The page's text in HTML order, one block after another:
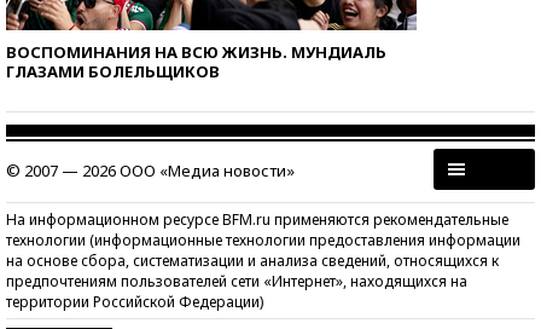
ВОСПОМИНАНИЯ НА ВСЮ ЖИЗНЬ. МУНДИАЛЬ
ГЛАЗАМИ БОЛЕЛЬЩИКОВ
© 2007 — 2026 ООО «Медиа новости»
На информационном ресурсе BFM.ru применяются рекомендательные
технологии (информационные технологии предоставления информации
на основе сбора, систематизации и анализа сведений, относящихся к
предпочтениям пользователей сети «Интернет», находящихся на
территории Российской Федерации)